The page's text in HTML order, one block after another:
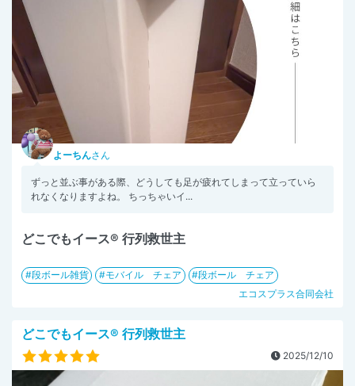
よーちんさん
ずっと並ぶ事がある際、どうしても足が疲れてしまって立っていら
れなくなりますよね。 ちっちゃいイ...
どこでもイース® 行列救世主
段ボール雑貨 モバイル チェア
段ボール チェア
エコスプラス合同会社
どこでもイース® 行列救世主
2025/12/10